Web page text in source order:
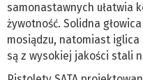
samonastawnych ułatwia
żywotność. Solidna
mosiądzu, natomiast
są z wysokiej jakości stali